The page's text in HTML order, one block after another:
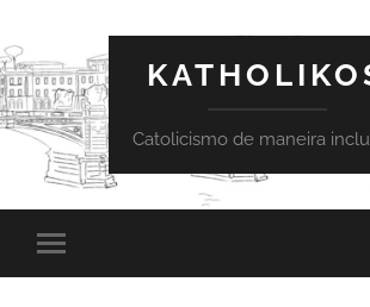
Catolicismo de maneira
Toggle
mobile